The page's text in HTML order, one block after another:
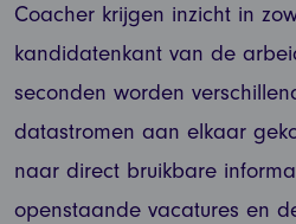
Coacher krijgen inzicht in
kandidatenkant van de
seconden worden
datastromen aan elkaar
naar direct bruikbare
openstaande vacatures en